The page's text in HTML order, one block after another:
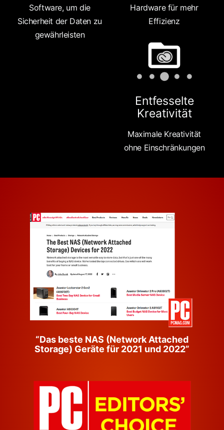
Software, um die
Sicherheit der Daten zu
gewährleisten
Hardware für mehr
Effizienz
Entfesselte
Kreativität
Maximale Kreativität
ohne Einschränkungen
“Das beste NAS (Network Attached
Storage) Geräte für 2021 und 2022”